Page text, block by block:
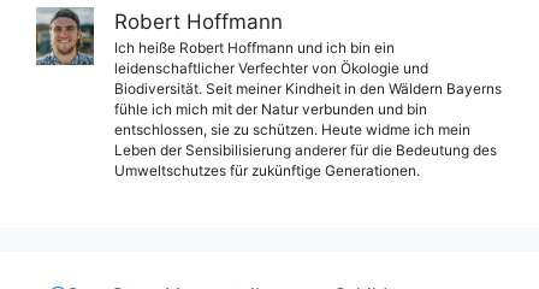
Robert Hoffmann
Ich heiße Robert Hoffmann und ich bin ein
leidenschaftlicher Verfechter von Ökologie und
Biodiversität. Seit meiner Kindheit in den Wäldern Bayerns
fühle ich mich mit der Natur verbunden und bin
entschlossen, sie zu schützen. Heute widme ich mein
Leben der Sensibilisierung anderer für die Bedeutung des
Umweltschutzes für zukünftige Generationen.